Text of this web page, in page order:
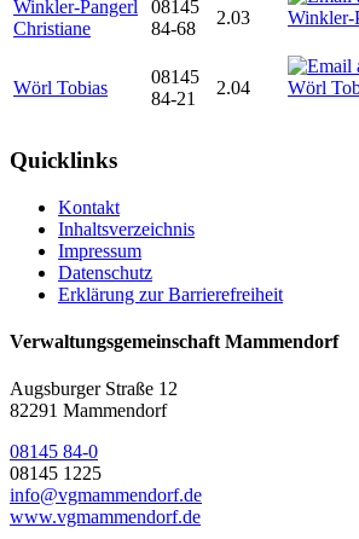
Winkler-Pangerl
Christiane
08145
84-68
2.03
Wörl Tobias
08145
84-21
2.04
Quicklinks
Kontakt
Inhaltsverzeichnis
Impressum
Datenschutz
Erklärung zur Barrierefreiheit
Verwaltungsgemeinschaft Mammendorf
Augsburger Straße 12
82291 Mammendorf
08145 84-0
08145 1225
info@vgmammendorf.de
www.vgmammendorf.de